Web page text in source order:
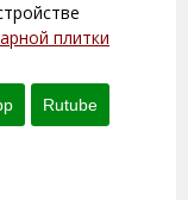
плитки
Rutube